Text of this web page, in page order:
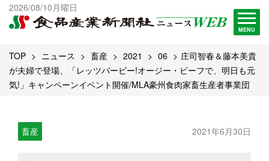
2026/08/10月曜日
MENU
出版物一覧へ
試読・購読申し込み
TOP ニュース 畜産 2021 06
庄司智春＆藤本美貴
が夫婦で登場、「レッツバービー!オージー・ビーフで、明日も元
気!」キャンペーンイベント開催/MLA豪州食肉家畜生産者事業団
畜産 2021年6月30日